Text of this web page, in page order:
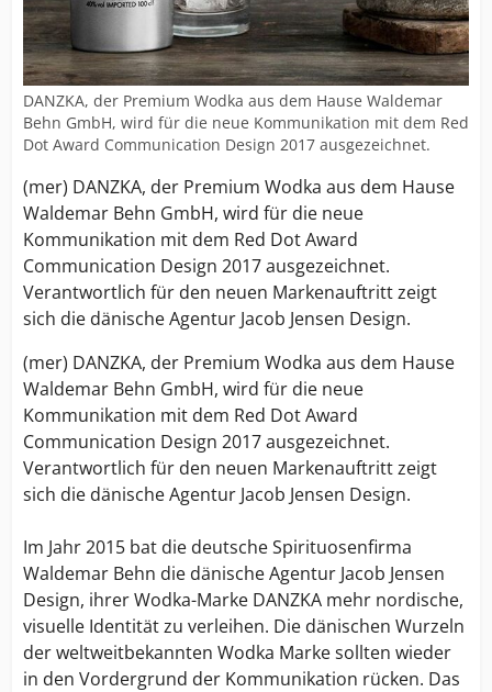
DANZKA, der Premium Wodka aus dem Hause Waldemar
Behn GmbH, wird für die neue Kommunikation mit dem Red
Dot Award Communication Design 2017 ausgezeichnet.
(mer) DANZKA, der Premium Wodka aus dem Hause
Waldemar Behn GmbH, wird für die neue
Kommunikation mit dem Red Dot Award
Communication Design 2017 ausgezeichnet.
Verantwortlich für den neuen Markenauftritt zeigt
sich die dänische Agentur Jacob Jensen Design.
(mer) DANZKA, der Premium Wodka aus dem Hause
Waldemar Behn GmbH, wird für die neue
Kommunikation mit dem Red Dot Award
Communication Design 2017 ausgezeichnet.
Verantwortlich für den neuen Markenauftritt zeigt
sich die dänische Agentur Jacob Jensen Design.
Im Jahr 2015 bat die deutsche Spirituosenfirma
Waldemar Behn die dänische Agentur Jacob Jensen
Design, ihrer Wodka-Marke DANZKA mehr nordische,
visuelle Identität zu verleihen. Die dänischen Wurzeln
der weltweitbekannten Wodka Marke sollten wieder
in den Vordergrund der Kommunikation rücken. Das